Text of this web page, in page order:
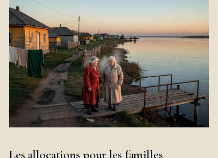
Les allocations pour les familles